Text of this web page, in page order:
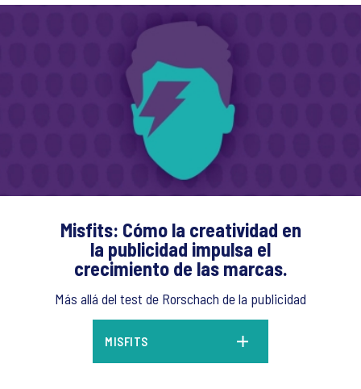
Misfits: Cómo la creatividad en
la publicidad impulsa el
crecimiento de las marcas.
Más allá del test de Rorschach de la publicidad
MISFITS